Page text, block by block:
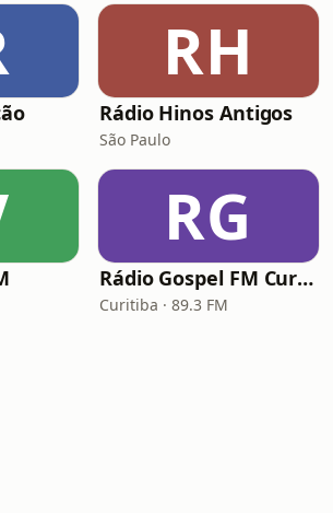
RH
Rádio Hinos Antigos
São Paulo
RG
Rádio Gospel FM Curitiba
Curitiba · 89.3 FM